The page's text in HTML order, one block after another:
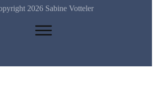
2026 Sabine Votteler